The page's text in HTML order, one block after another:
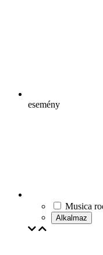
esemény
Musica
Alkalmaz